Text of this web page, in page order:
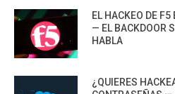
EL HACKEO DE F5
— EL BACKDOOR
HABLA
¿QUIERES